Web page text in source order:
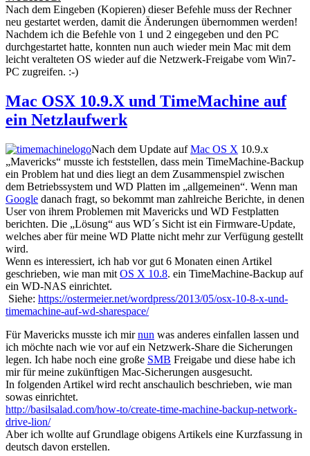
Nach dem Eingeben (Kopieren) dieser Befehle muss der Rechner
neu gestartet werden, damit die Änderungen übernommen werden!
Nachdem ich die Befehle von 1 und 2 eingegeben und den PC
durchgestartet hatte, konnten nun auch wieder mein Mac mit dem
leicht veralteten OS wieder auf die Netzwerk-Freigabe vom Win7-
PC zugreifen. :-)
Mac OSX 10.9.X und TimeMachine auf
ein Netzlaufwerk
Nach dem Update aufMac OS X 10.9.x
„Mavericks“ musste ich feststellen, dass mein TimeMachine-Backup
ein Problem hat und dies liegt an dem Zusammenspiel zwischen
dem Betriebssystem und WD Platten im „allgemeinen“. Wenn man
Google danach fragt, so bekommt man zahlreiche Berichte, in denen
User von ihrem Problemen mit Mavericks und WD Festplatten
berichten. Die „Lösung“ aus WD´s Sicht ist ein Firmware-Update,
welches aber für meine WD Platte nicht mehr zur Verfügung gestellt
wird.
Wenn es interessiert, ich hab vor gut 6 Monaten einen Artikel
geschrieben, wie man mit OS X 10.8. ein TimeMachine-Backup auf
ein WD-NAS einrichtet.
Siehe: https://ostermeier.net/wordpress/2013/05/osx-10-8-x-und-
timemachine-auf-wd-sharespace/
Für Mavericks musste ich mirnun was anderes einfallen lassen und
ich möchte nach wie vor auf ein Netzwerk-Share die Sicherungen
legen. Ich habe noch eine große SMB Freigabe und diese habe ich
mir für meine zukünftigen Mac-Sicherungen ausgesucht.
In folgenden Artikel wird recht anschaulich beschrieben, wie man
sowas einrichtet.
http://basilsalad.com/how-to/create-time-machine-backup-network-
drive-lion/
Aber ich wollte auf Grundlage obigens Artikels eine Kurzfassung in
deutsch davon erstellen.